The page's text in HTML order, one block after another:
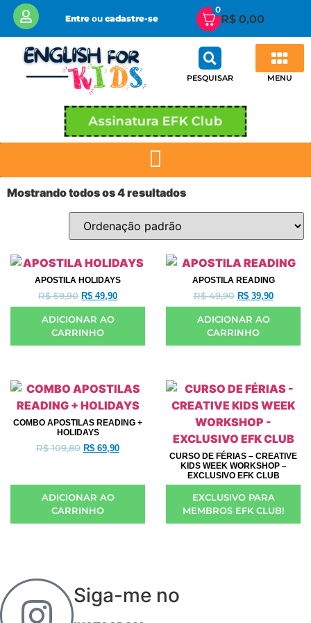
Entreou cadastre-se
0
R$ 0,00
PESQUISAR MENU
Assinatura EFK Club
Mostrando todos os 4 resultados
APOSTILA HOLIDAYS
R$59,90 R$ 49,90
ADICIONAR AO
CARRINHO
APOSTILA READING
R$49,90 R$39,90
ADICIONAR AO
CARRINHO
COMBO APOSTILAS READING +
HOLIDAYS
R$109,80 R$ 69,90
ADICIONAR AO
CARRINHO
CURSO DE FÉRIAS – CREATIVE
KIDS WEEK WORKSHOP –
EXCLUSIVO EFK CLUB
EXCLUSIVO PARA
MEMBROS EFK CLUB!
Siga-me no